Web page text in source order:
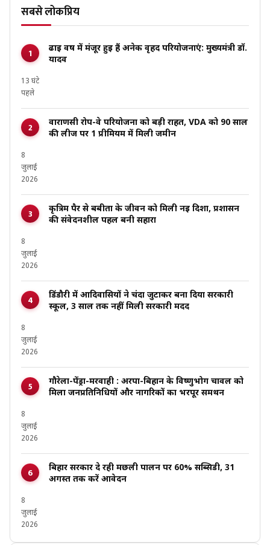
सबसे लोकप्रिय
ढाई वर्ष में मंजूर हुई हैं अनेक वृहद परियोजनाएं: मुख्यमंत्री डॉ.
यादव
13 घंटे
पहले
वाराणसी रोप-वे परियोजना को बड़ी राहत, VDA को 90 साल
की लीज पर ₹1 प्रीमियम में मिली जमीन
8
जुलाई
2026
कृत्रिम पैर से बबीता के जीवन को मिली नई दिशा, प्रशासन
की संवेदनशील पहल बनी सहारा
8
जुलाई
2026
डिंडौरी में आदिवासियों ने चंदा जुटाकर बना दिया सरकारी
स्कूल, 3 साल तक नहीं मिली सरकारी मदद
8
जुलाई
2026
गौरेला-पेंड्रा-मरवाही : अरपा-बिहान के विष्णुभोग चावल को
मिला जनप्रतिनिधियों और नागरिकों का भरपूर समर्थन
8
जुलाई
2026
बिहार सरकार दे रही मछली पालन पर 60% सब्सिडी, 31
अगस्त तक करें आवेदन
8
जुलाई
2026